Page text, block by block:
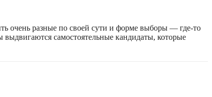
очень разные по своей сути и форме выборы — где-то
выдвигаются самостоятельные кандидаты, которые